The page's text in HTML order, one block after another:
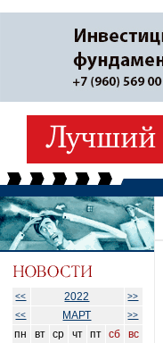
<< 2022
>>
<<
МАРТ >>
пн вт ср чт пт сб
вс